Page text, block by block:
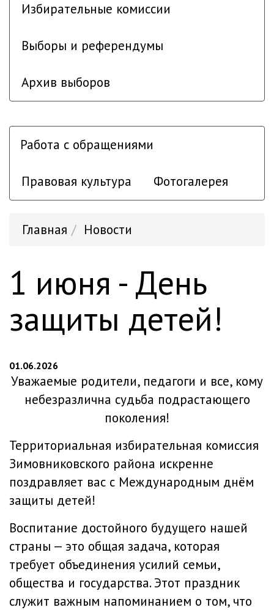
Избирательные комиссии
Выборы и референдумы
Архив выборов
Работа с обращениями
Правовая культура Фотогалерея
Главная Новости
1 июня - День
защиты детей!
01.06.2026
Уважаемые родители, педагоги и все, кому
небезразлична судьба подрастающего
поколения!
Территориальная избирательная комиссия
Зимовниковского района искренне
поздравляет вас с Международным днём
защиты детей!
Воспитание достойного будущего нашей
страны — это общая задача, которая
требует объединения усилий семьи,
общества и государства. Этот праздник
служит важным напоминанием о том, что